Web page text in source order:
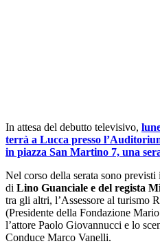
In attesa del debutto televisivo,
terrà a Lucca presso
in piazza San Martino 7, una
Nel corso della serata sono
di Lino Guanciale e del regista
tra gli altri, l’Assessore al turismo
(Presidente della Fondazione
l’attore Paolo Giovannucci e lo
Conduce Marco Vanelli.